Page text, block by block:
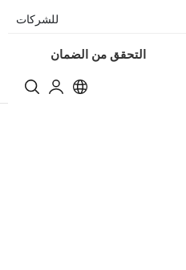
للشركات
التحقق من الضمان